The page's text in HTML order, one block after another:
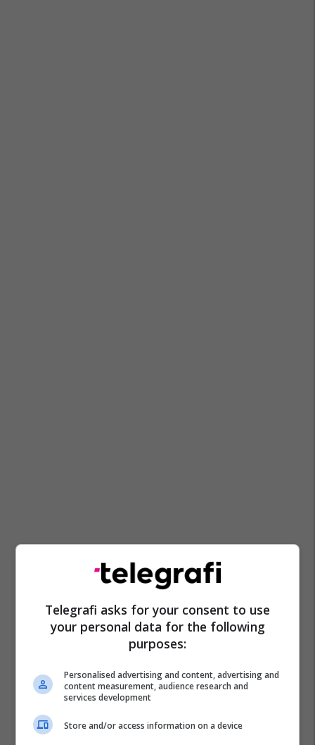
Telegrafi asks for your consent to use
your personal data for the following
purposes:
Personalised advertising and content, advertising and
content measurement, audience research and
services development
Store and/or access information on a device